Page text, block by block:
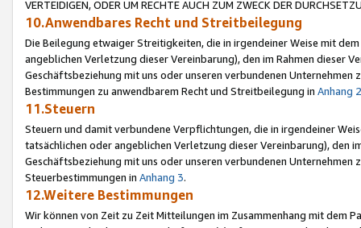
VERTEIDIGEN, ODER UM RECHTE AUCH ZUM ZWECK DER
10.Anwendbares Recht und Streitbeilegung
Die Beilegung etwaiger Streitigkeiten, die in irgendeiner Weise mit
angeblichen Verletzung dieser Vereinbarung), den im Rahmen dieser
Geschäftsbeziehung mit uns oder unseren verbundenen
Bestimmungen zu anwendbarem Recht und Streitbeilegung in Anhang 2
11.Steuern
Steuern und damit verbundene Verpflichtungen, die in irgendeiner
tatsächlichen oder angeblichen Verletzung dieser Vereinbarung), den
Geschäftsbeziehung mit uns oder unseren verbundenen
Steuerbestimmungen in Anhang 3.
12.Weitere Bestimmungen
Wir können von Zeit zu Zeit Mitteilungen im Zusammenhang mit dem